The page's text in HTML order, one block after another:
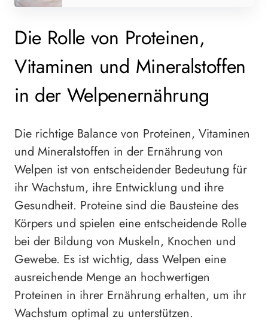
Die Rolle von Proteinen,
Vitaminen und Mineralstoffen
in der Welpenernährung
Die richtige Balance von Proteinen, Vitaminen
und Mineralstoffen in der Ernährung von
Welpen ist von entscheidender Bedeutung für
ihr Wachstum, ihre Entwicklung und ihre
Gesundheit. Proteine sind die Bausteine des
Körpers und spielen eine entscheidende Rolle
bei der Bildung von Muskeln, Knochen und
Gewebe. Es ist wichtig, dass Welpen eine
ausreichende Menge an hochwertigen
Proteinen in ihrer Ernährung erhalten, um ihr
Wachstum optimal zu unterstützen.